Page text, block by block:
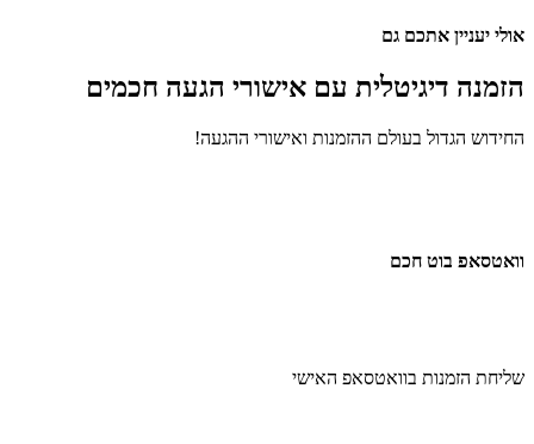
יעניין אתכם גם
דיגיטליתעם אישורי הגעה חכמים
הגדול בעולם ההזמנות ואישורי ההגעה!
בוט חכם
הזמנות בוואטסאפ האישי